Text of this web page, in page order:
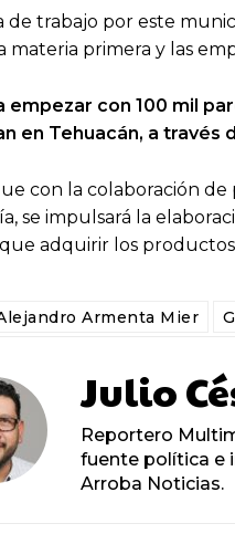
de trabajo por este
materia primera y las
empezar con 100 mil
en Tehuacán, a través
con la colaboración
se impulsará la
adquirir los
Armenta Mier
Julio
Reportero
fuente política e
Arroba Noticias.